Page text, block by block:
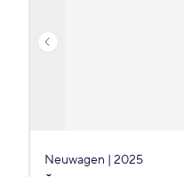
Neuwagen | 2025